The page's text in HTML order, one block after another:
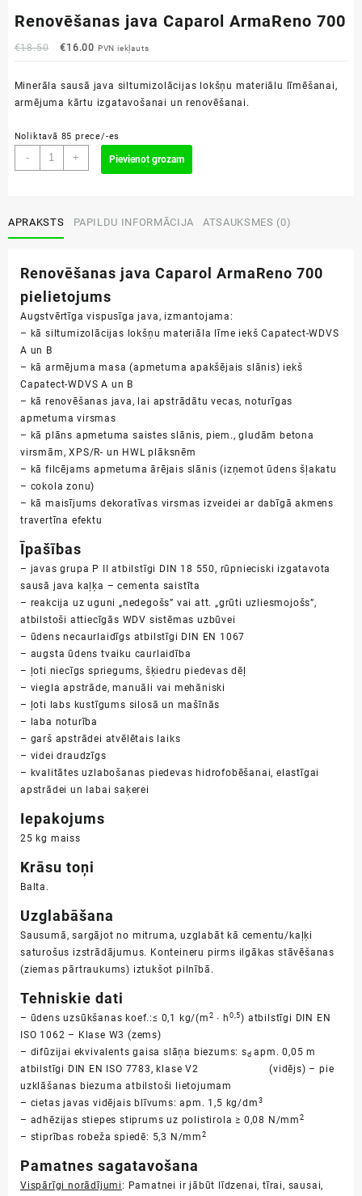
Renovēšanas java Caparol ArmaReno 700
€18.50
Original
€18.50.
€16.00Current
is:
€16.00.
PVN iekļauts
Minerāla sausā java siltumizolācijas lokšņu materiālu līmēšanai,
armējuma kārtu izgatavošanai un renovēšanai.
Noliktavā 85 prece/-es
-
Renovēšanas
java
700
daudzums
+ Pievienot grozam
APRAKSTS PAPILDU INFORMĀCIJA ATSAUKSMES (0)
Renovēšanas java Caparol ArmaReno 700
pielietojums
Augstvērtīga vispusīga java, izmantojama:
– kā siltumizolācijas lokšņu materiāla līme iekš Capatect-WDVS
A un B
– kā armējuma masa (apmetuma apakšējais slānis) iekš
Capatect-WDVS A un B
– kā renovēšanas java, lai apstrādātu vecas, noturīgas
apmetuma virsmas
– kā plāns apmetuma saistes slānis, piem., gludām betona
virsmām, XPS/R- un HWL plāksnēm
– kā filcējams apmetuma ārējais slānis (izņemot ūdens šļakatu
– cokola zonu)
– kā maisījums dekoratīvas virsmas izveidei ar dabīgā akmens
travertīna efektu
Īpašības
– javas grupa P II atbilstīgi DIN 18 550, rūpnieciski izgatavota
sausā java kaļķa – cementa saistīta
– reakcija uz uguni „nedegošs” vai att. „grūti uzliesmojošs”,
atbilstoši attiecīgās WDV sistēmas uzbūvei
– ūdens necaurlaidīgs atbilstīgi DIN EN 1067
– augsta ūdens tvaiku caurlaidība
– ļoti niecīgs spriegums, šķiedru piedevas dēļ
– viegla apstrāde, manuāli vai mehāniski
– ļoti labs kustīgums silosā un mašīnās
– laba noturība
– garš apstrādei atvēlētais laiks
– videi draudzīgs
– kvalitātes uzlabošanas piedevas hidrofobēšanai, elastīgai
apstrādei un labai saķerei
Iepakojums
25 kg maiss
Krāsu toņi
Balta.
Uzglabāšana
Sausumā, sargājot no mitruma, uzglabāt kā cementu/kaļķi
saturošus izstrādājumus. Konteineru pirms ilgākas stāvēšanas
(ziemas pārtraukums) iztukšot pilnībā.
Tehniskie dati
– ūdens uzsūkšanas koef.:≤ 0,1 kg/(m 2 ∙ h 0,5) atbilstīgi DIN EN
ISO 1062 – Klase W3 (zems)
– difūzijai ekvivalents gaisa slāņa biezums: sdapm. 0,05 m
atbilstīgi DIN EN ISO 7783, klase V2 (vidējs) – pie
uzklāšanas biezuma atbilstoši lietojumam
– cietas javas vidējais blīvums: apm. 1,5 kg/dm 3
– adhēzijas stiepes stiprums uz polistirola ≥ 0,08 N/mm 2
– stiprības robeža spiedē: 5,3 N/mm 2
Pamatnes sagatavošana
Vispārīgi norādījumi: Pamatnei ir jābūt līdzenai, tīrai, sausai,